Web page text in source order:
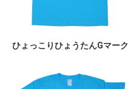
ひょっこりひょうたんGマーク